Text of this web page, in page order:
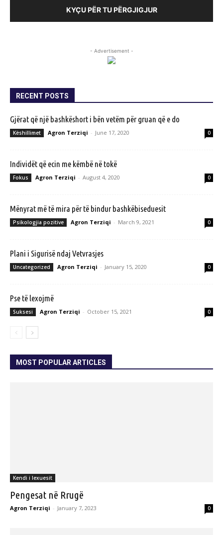
KYÇU PËR TU PËRGJIGJUR
- Advertisement -
RECENT POSTS
Gjërat që një bashkëshort i bën vetëm për gruan që e do
Këshillimet Agron Terziqi - June 17, 2020 0
Individët që ecin me këmbë në tokë
Fokus Agron Terziqi - August 4, 2020 0
Mënyrat më të mira për të bindur bashkëbiseduesit
Psikologjia pozitive Agron Terziqi - March 9, 2021 0
Plani i Sigurisë ndaj Vetvrasjes
Uncategorized Agron Terziqi - January 15, 2020 0
Pse të lexojmë
Suksesi Agron Terziqi - October 15, 2021 0
MOST POPULAR ARTICLES
Kendi i lexuesit
Pengesat në Rrugë
Agron Terziqi - January 7, 2023 0